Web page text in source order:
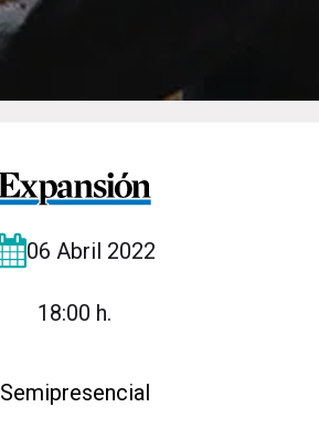
06 Abril 2022
18:00 h.
Semipresencial